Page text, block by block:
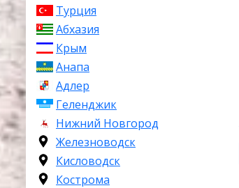
Турция
Абхазия
Крым
Анапа
Адлер
Геленджик
Нижний Новгород
Железноводск
Кисловодск
Кострома